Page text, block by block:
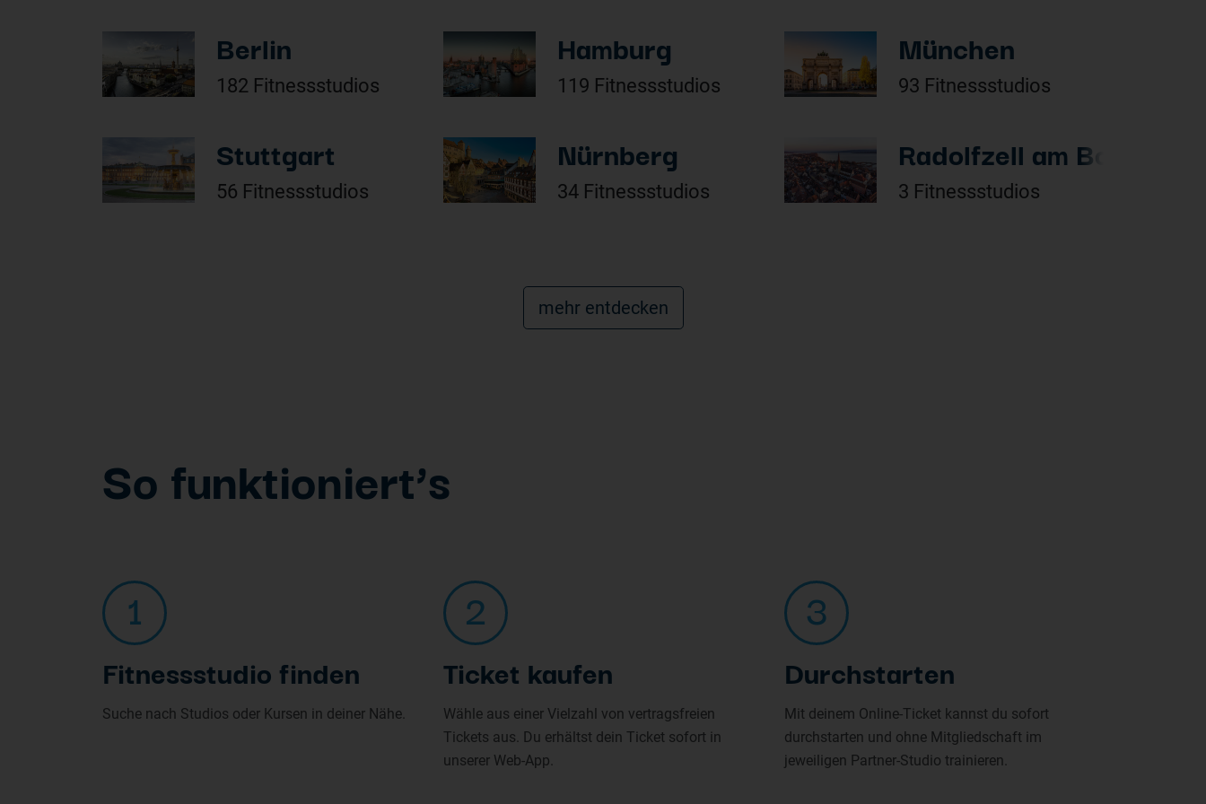
Berlin
182 Fitnessstudios
Hamburg
119 Fitnessstudios
München
93 Fitnessstudios
Stuttgart
56 Fitnessstudios
Nürnberg
34 Fitnessstudios
Radolfzell am Bodensee
3 Fitnessstudios
mehr entdecken
So funktioniert’s
1
Fitnessstudio finden
Suche nach Studios oder Kursen in deiner Nähe.
2
Ticket kaufen
Wähle aus einer Vielzahl von vertragsfreien
Tickets aus. Du erhältst dein Ticket sofort in
unserer Web-App.
3
Durchstarten
Mit deinem Online-Ticket kannst du sofort
durchstarten und ohne Mitgliedschaft im
jeweiligen Partner-Studio trainieren.